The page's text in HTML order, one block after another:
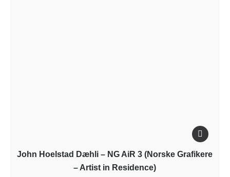
John Hoelstad Dæhli – NG AiR 3 (Norske Grafikere
– Artist in Residence)